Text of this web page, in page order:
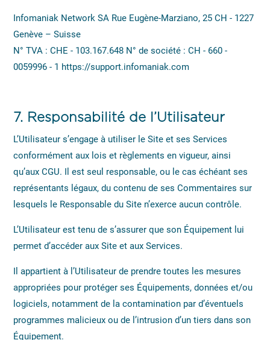
Infomaniak Network SA Rue Eugène-Marziano, 25 CH - 1227
Genève – Suisse
N° TVA : CHE - 103.167.648 N° de société : CH - 660 -
0059996 - 1 https://support.infomaniak.com
7. Responsabilité de l’Utilisateur
L’Utilisateur s’engage à utiliser le Site et ses Services
conformément aux lois et règlements en vigueur, ainsi
qu’aux CGU. Il est seul responsable, ou le cas échéant ses
représentants légaux, du contenu de ses Commentaires sur
lesquels le Responsable du Site n’exerce aucun contrôle.
L’Utilisateur est tenu de s’assurer que son Équipement lui
permet d’accéder aux Site et aux Services.
Il appartient à l’Utilisateur de prendre toutes les mesures
appropriées pour protéger ses Équipements, données et/ou
logiciels, notamment de la contamination par d’éventuels
programmes malicieux ou de l’intrusion d’un tiers dans son
Équipement.